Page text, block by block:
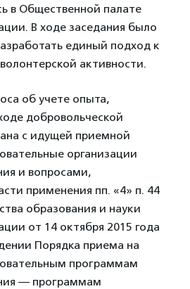
в Общественной палате
В ходе заседания было
единый подход к
активности.
об учете опыта,
добровольческой
с идущей приемной
организации
и вопросами,
применения пп. «4» п. 44
образования и науки
от 14 октября 2015 года
Порядка приема на
программам
— программам